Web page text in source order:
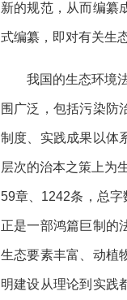
新的规范，从而编纂
式编纂，即对有关生
我国的生态环境
围广泛，包括污染防
制度、实践成果以体
层次的治本之策上为
59章、1242条，总
正是一部鸿篇巨制的
生态要素丰富、动植
明建设从理论到实践